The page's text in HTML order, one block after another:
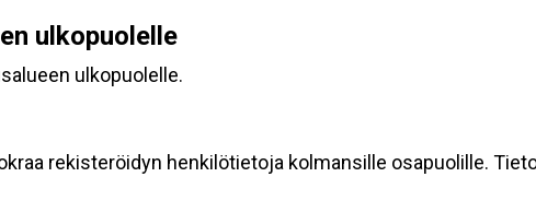
ulkopuolelle
ulkopuolelle.
rekisteröidyn henkilötietoja kolmansille osapuolille.